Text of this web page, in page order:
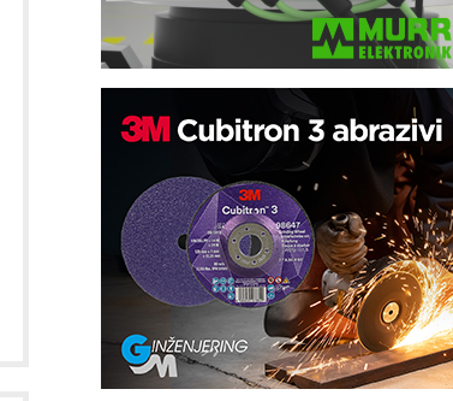
Trajna oznaka kao dugoročna korist
Bezbednost na prvom mestu!
IB BLUMENAUER - više od 40 godina
poverenja u industriji
RMQ-TITAN ADVANCED INDICATOR
– Pametna signalizacija za efikasnije
upravljanje mašinama